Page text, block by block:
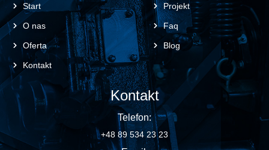
Start
O nas
Oferta
Kontakt
Projekt
Faq
Blog
Kontakt
Telefon:
+48 89 534 23 23